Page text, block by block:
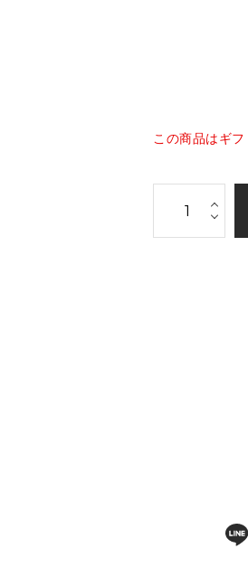
この商品はギフ